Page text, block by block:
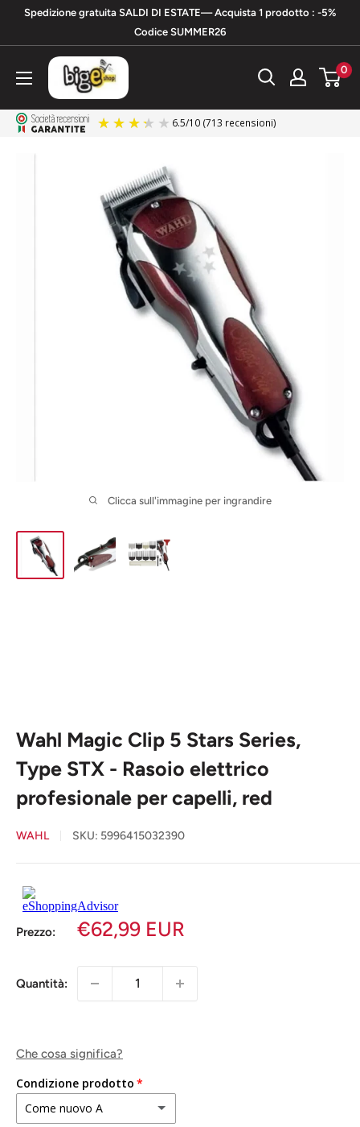
contenuto
Spedizione gratuita SALDI DI ESTATE— Acquista 1 prodotto : -5%
Codice SUMMER26
bigeshop 0
Clicca sull'immagine per ingrandire
Wahl Magic Clip 5 Stars Series,
Type STX - Rasoio elettrico
profesionale per capelli, red
WAHL SKU: 5996415032390
Prezzo: €62,99 EUR
Quantità:
Che cosa significa?
Condizione prodotto
Come nuovo A